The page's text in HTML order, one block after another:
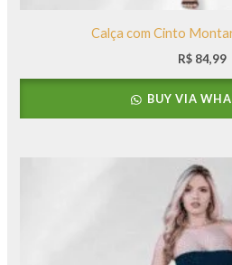
Calça com Cinto
R$ 84,99
BUY VIA